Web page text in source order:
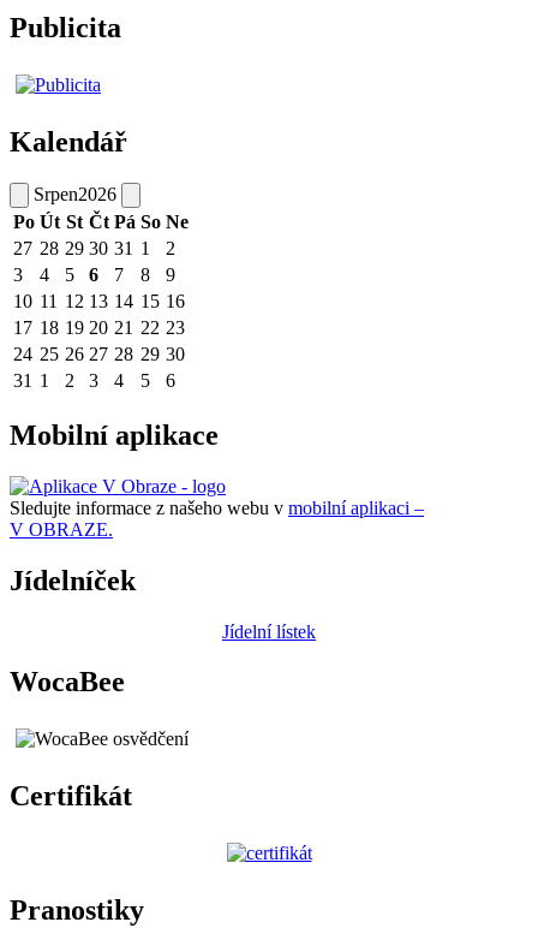
Publicita
Kalendář
Srpen2026
Po Út St Čt Pá So Ne
27 28 29 30 31 1
2
3
4 5 6 7 8
9
10 11 12 13 14 15 16
17 18 19 20 21 22 23
24 25 26 27 28 29 30
31 1 2 3 4 5 6
Mobilní aplikace
Sledujte informace z našeho webu v mobilní aplikaci –
V OBRAZE.
Jídelníček
Jídelní lístek
WocaBee
Certifikát
Pranostiky